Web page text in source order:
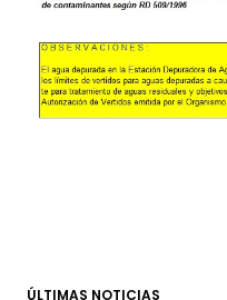
ÚLTIMAS NOTICIAS